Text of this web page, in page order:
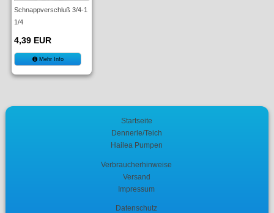
Schnappverschluß 3/4-1
1/4
4,39 EUR
Mehr Info
Startseite
Dennerle/Teich
Hailea Pumpen
Verbraucherhinweise
Versand
Impressum
Datenschutz